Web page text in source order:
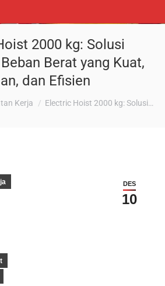
2000 kg: Solusi
Berat yang Kuat,
dan Efisien
Kerja Electric Hoist 2000 kg: Solusi…
DES
10